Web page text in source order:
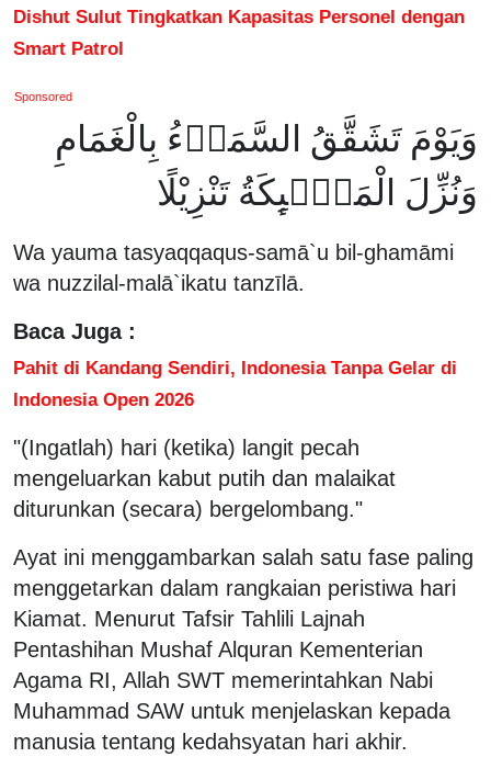
Dishut Sulut Tingkatkan Kapasitas Personel dengan
Smart Patrol
Sponsored
وَيَوْمَ تَشَقَّقُ السَّمَاۤءُ بِالْغَمَامِ
وَنُزِّلَ الْمَلٰۤىِٕكَةُ تَنْزِيْلًا
Wa yauma tasyaqqaqus-samā`u bil-ghamāmi
wa nuzzilal-malā`ikatu tanzīlā.
Baca Juga :
Pahit di Kandang Sendiri, Indonesia Tanpa Gelar di
Indonesia Open 2026
"(Ingatlah) hari (ketika) langit pecah
mengeluarkan kabut putih dan malaikat
diturunkan (secara) bergelombang."
Ayat ini menggambarkan salah satu fase paling
menggetarkan dalam rangkaian peristiwa hari
Kiamat. Menurut Tafsir Tahlili Lajnah
Pentashihan Mushaf Alquran Kementerian
Agama RI, Allah SWT memerintahkan Nabi
Muhammad SAW untuk menjelaskan kepada
manusia tentang kedahsyatan hari akhir.